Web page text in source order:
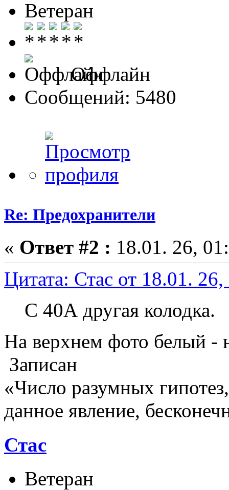
Ветеран
Оффлайн
Сообщений: 5480
Re: Предохранители
« Ответ #2 : 18.01. 26,
Цитата: Стас от 18.01.
C 40А другая колодка.
На верхнем фото белый -
Записан
«Число разумных
данное явление,
Стас
Ветеран